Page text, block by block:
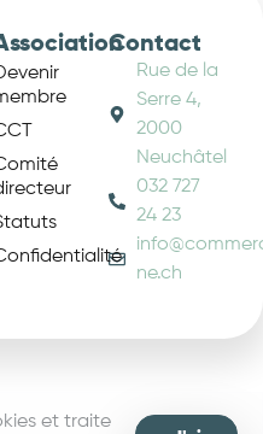
Contact
Rue de la
Serre 4,
2000
Neuchâtel
032 727
24 23
ne.ch
et traite